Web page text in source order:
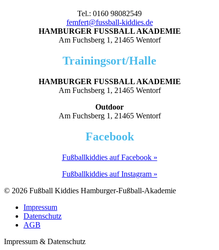
Tel.: 0160 98082549
femfert@fussball-kiddies.de
HAMBURGER FUSSBALL AKADEMIE
Am Fuchsberg 1, 21465 Wentorf
Trainingsort/Halle
HAMBURGER FUSSBALL AKADEMIE
Am Fuchsberg 1, 21465 Wentorf
Outdoor
Am Fuchsberg 1, 21465 Wentorf
Facebook
Fußballkiddies auf Facebook »
Fußballkiddies auf Instagram »
© 2026 Fußball Kiddies Hamburger-Fußball-Akademie
Impressum
Datenschutz
AGB
Impressum & Datenschutz